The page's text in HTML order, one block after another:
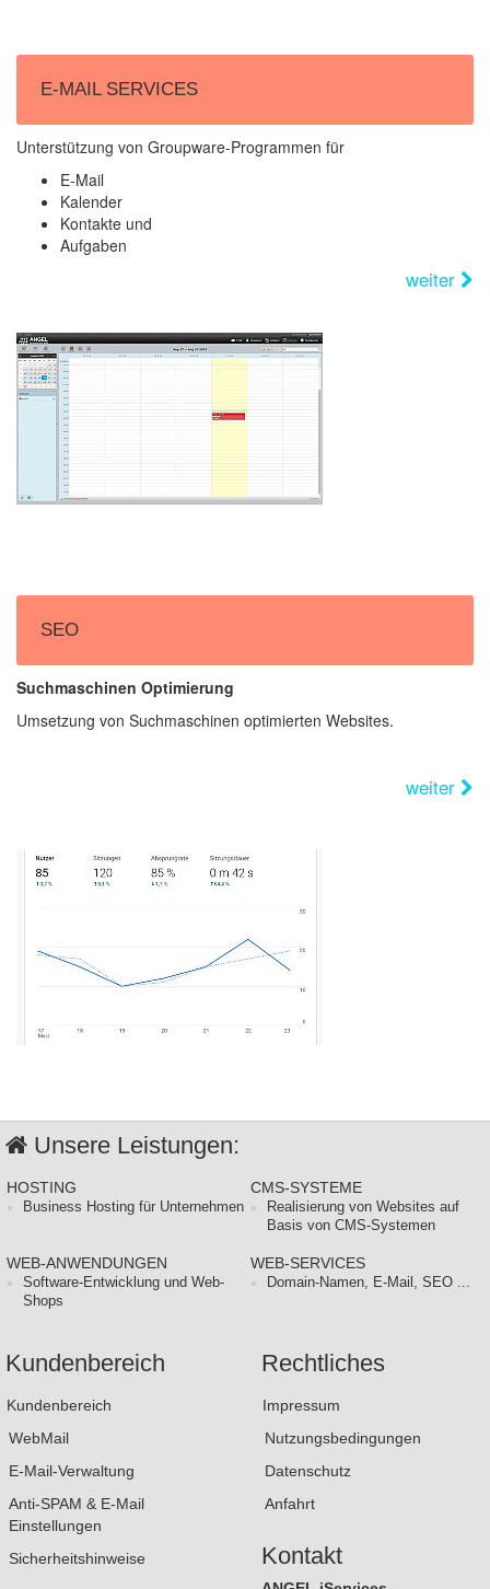
E-MAIL SERVICES
Unterstützung von Groupware-Programmen für
E-Mail
Kalender
Kontakte und
Aufgaben
weiter
SEO
Suchmaschinen Optimierung
Umsetzung von Suchmaschinen optimierten Websites.
weiter
Unsere Leistungen:
HOSTING
Business Hosting für Unternehmen
CMS-SYSTEME
Realisierung von Websites auf
Basis von CMS-Systemen
WEB-ANWENDUNGEN
Software-Entwicklung und Web-
Shops
WEB-SERVICES
Domain-Namen, E-Mail, SEO ...
Kundenbereich
Kundenbereich
WebMail
E-Mail-Verwaltung
Anti-SPAM & E-Mail
Einstellungen
Sicherheitshinweise
Rechtliches
Impressum
Nutzungsbedingungen
Datenschutz
Anfahrt
Kontakt